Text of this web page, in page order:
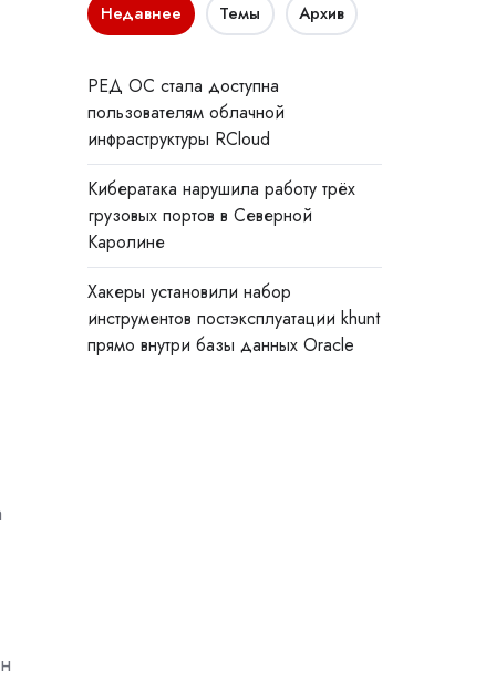
Недавнее Темы Архив
РЕД ОС стала доступна
пользователям облачной
инфраструктуры RCloud
Кибератака нарушила работу трёх
грузовых портов в Северной
Каролине
Хакеры установили набор
инструментов постэксплуатации khunt
прямо внутри базы данных Oracle